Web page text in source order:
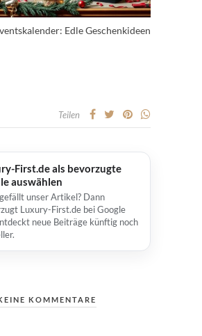
Edle Geschenkideen
Teilen
First.de als bevorzugte
auswählen
unser Artikel? Dann
Luxury-First.de bei Google
neue Beiträge künftig noch
KOMMENTARE